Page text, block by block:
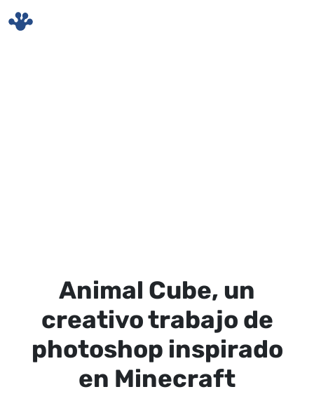
Animal Cube, un
creativo trabajo de
photoshop inspirado
en Minecraft